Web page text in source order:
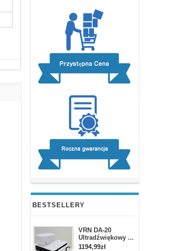
BESTSELLERY
VRN DA-20
Ultradźwiękowy ...
1194,99zł